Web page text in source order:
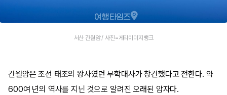
서산 간월암 / 사진=게티이미지뱅크
간월암은 조선 태조의 왕사였던 무학대사가 창건했다고 전한다. 약
600여 년의 역사를 지닌 것으로 알려진 오래된 암자다.